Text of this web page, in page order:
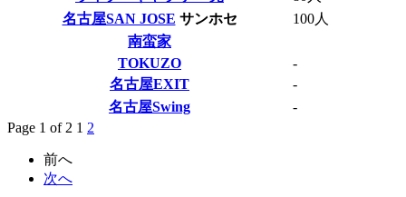
名古屋SAN JOSE サンホセ
100人
南蛮家
TOKUZO
-
名古屋EXIT
-
名古屋Swing
-
Page 1 of 2 1 2
前へ
次へ